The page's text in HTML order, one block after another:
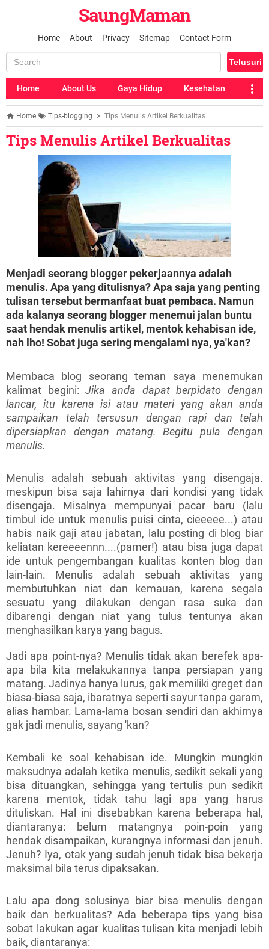
SaungMaman
Home About Privacy Sitemap Contact Form
Home About Us Gaya Hidup Kesehatan
Home Tips-blogging Tips Menulis Artikel Berkualitas
Tips Menulis Artikel Berkualitas
Menjadi seorang blogger pekerjaannya adalah
menulis. Apa yang ditulisnya? Apa saja yang penting
tulisan tersebut bermanfaat buat pembaca. Namun
ada kalanya seorang blogger menemui jalan buntu
saat hendak menulis artikel, mentok kehabisan ide,
nah lho! Sobat juga sering mengalami nya, ya'kan?
Membaca blog seorang teman saya menemukan
kalimat begini:Jika anda dapat berpidato dengan
lancar, itu karena isi atau materi yang akan anda
sampaikan telah tersusun dengan rapi dan telah
dipersiapkan dengan matang. Begitu pula dengan
menulis.
Menulis adalah sebuah aktivitas yang disengaja.
meskipun bisa saja lahirnya dari kondisi yang tidak
disengaja. Misalnya mempunyai pacar baru (lalu
timbul ide untuk menulis puisi cinta, cieeeee...) atau
habis naik gaji atau jabatan, lalu posting di blog biar
keliatan kereeeennn....(pamer!) atau bisa juga dapat
ide untuk pengembangan kualitas konten blog dan
lain-lain. Menulis adalah sebuah aktivitas yang
membutuhkan niat dan kemauan, karena segala
sesuatu yang dilakukan dengan rasa suka dan
dibarengi dengan niat yang tulus tentunya akan
menghasilkan karya yang bagus.
Jadi apa point-nya? Menulis tidak akan berefek apa-
apa bila kita melakukannya tanpa persiapan yang
matang. Jadinya hanya lurus, gak memiliki greget dan
biasa-biasa saja, ibaratnya seperti sayur tanpa garam,
alias hambar. Lama-lama bosan sendiri dan akhirnya
gak jadi menulis, sayang 'kan?
Kembali ke soal kehabisan ide. Mungkin mungkin
maksudnya adalah ketika menulis, sedikit sekali yang
bisa dituangkan, sehingga yang tertulis pun sedikit
karena mentok, tidak tahu lagi apa yang harus
dituliskan. Hal ini disebabkan karena beberapa hal,
diantaranya: belum matangnya poin-poin yang
hendak disampaikan, kurangnya informasi dan jenuh.
Jenuh? Iya, otak yang sudah jenuh tidak bisa bekerja
maksimal bila terus dipaksakan.
Lalu apa dong solusinya biar bisa menulis dengan
baik dan berkualitas? Ada beberapa tips yang bisa
sobat lakukan agar kualitas tulisan kita menjadi lebih
baik, diantaranya: